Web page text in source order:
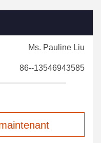
Ms. Pauline Liu
86--13546943585